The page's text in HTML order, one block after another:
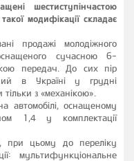
шестиступінчастою
модифікації складає
продажі молодіжного
сучасною 6-
передач. До сих пір
в Україні у грудні
з «механікою».
автомобілі, оснащеному
1,4 у комплектації
при цьому до переліку
мультифункціональне